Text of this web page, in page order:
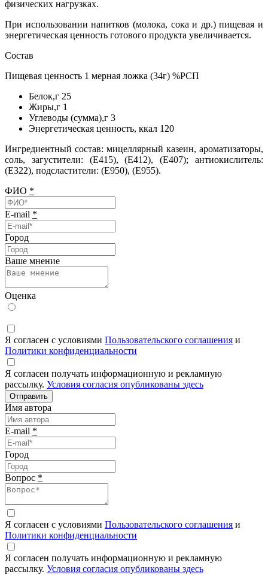
физических нагрузках.
При использовании напитков (молока, сока и др.) пищевая и
энергетическая ценность готового продукта увеличивается.
Состав
Пищевая ценность 1 мерная ложка (34г) %РСП
Белок,г 25
Жиры,г 1
Углеводы (сумма),г 3
Энергетическая ценность, ккал 120
Ингредиентный состав: мицеллярный казеин, ароматизаторы,
соль, загустители: (Е415), (Е412), (Е407); антиокислитель:
(Е322), подсластители: (Е950), (Е955).
ФИО *
E-mail *
Город
Ваше мнение
Оценка
Я согласен с условиями Пользовательского соглашения и
Политики конфиденциальности
Я согласен получать информационную и рекламную
рассылку. Условия согласия опубликованы здесь
Отправить
Имя автора
E-mail *
Город
Вопрос *
Я согласен с условиями Пользовательского соглашения и
Политики конфиденциальности
Я согласен получать информационную и рекламную
рассылку. Условия согласия опубликованы здесь